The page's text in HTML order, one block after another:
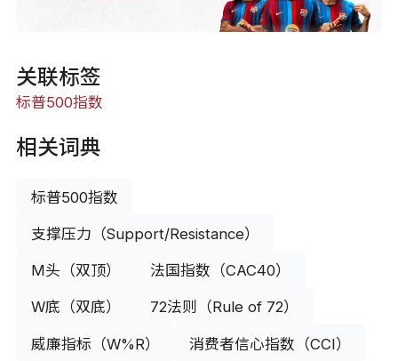
关联标签
标普500指数
相关词典
标普500指数
支撑压力（Support/Resistance）
M头（双顶） 法国指数（CAC40）
W底（双底） 72法则（Rule of 72）
威廉指标（W%R） 消费者信心指数（CCI）